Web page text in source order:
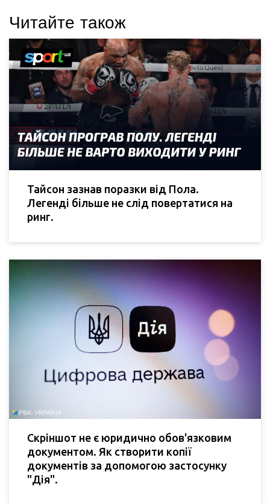
Читайте також
Тайсон зазнав поразки від Пола.
Легенді більше не слід повертатися на
ринг.
Скріншот не є юридично обов'язковим
документом. Як створити копії
документів за допомогою застосунку
"Дія".